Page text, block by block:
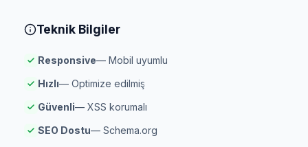
Teknik Bilgiler
Responsive— Mobil uyumlu
Hızlı— Optimize edilmiş
Güvenli— XSS korumalı
SEO Dostu— Schema.org